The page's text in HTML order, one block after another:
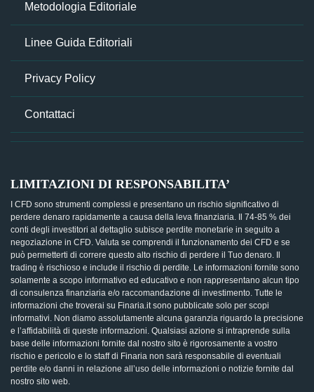
Metodologia Editoriale
Linee Guida Editoriali
Privacy Policy
Contattaci
LIMITAZIONI DI RESPONSABILITA’
I CFD sono strumenti complessi e presentano un rischio significativo di
perdere denaro rapidamente a causa della leva finanziaria. Il 74-85 % dei
conti degli investitori al dettaglio subisce perdite monetarie in seguito a
negoziazione in CFD. Valuta se comprendi il funzionamento dei CFD e se
può permetterti di correre questo alto rischio di perdere il Tuo denaro. Il
trading è rischioso e include il rischio di perdite. Le informazioni fornite sono
solamente a scopo informativo ed educativo e non rappresentano alcun tipo
di consulenza finanziaria e/o raccomandazione di investimento. Tutte le
informazioni che troverai su Finaria.it sono pubblicate solo per scopi
informativi. Non diamo assolutamente alcuna garanzia riguardo la precisione
e l’affidabilità di queste informazioni. Qualsiasi azione si intraprende sulla
base delle informazioni fornite dal nostro sito è rigorosamente a vostro
rischio e pericolo e lo staff di Finaria non sarà responsabile di eventuali
perdite e/o danni in relazione all’uso delle informazioni o notizie fornite dal
nostro sito web.